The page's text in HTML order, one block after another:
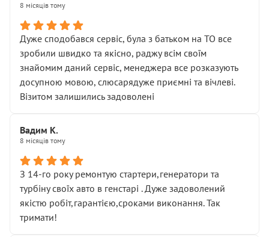
8 місяців тому
Дуже сподобався сервіс, була з батьком на ТО все
зробили швидко та якісно, раджу всім своїм
знайомим даний сервіс, менеджера все розказують
досупною мовою, слюсарядуже приємні та вічлеві.
Візитом залишились задоволені
Вадим К.
8 місяців тому
З 14-го року ремонтую стартери,генератори та
турбіну своїх авто в генстарі . Дуже задоволений
якістю робіт,гарантією,сроками виконання. Так
тримати!